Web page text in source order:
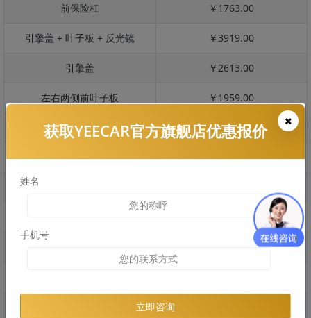
前保险杠 ￥1763.00
引擎盖 + 叶子板 + 反光镜 ￥3919.00
引擎盖 ￥2613.00
左右两侧前叶子板 ￥1959.00
反光镜 ￥391.00
后保险杠 ￥1591.00
￥1271.00
￥2940.00
获取YEECAR官方旗舰店优惠报价
姓名
手机号
立即咨询